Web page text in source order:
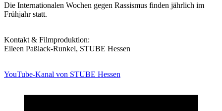
Die Internationalen Wochen gegen Rassismus finden jährlich im
Frühjahr statt.
Kontakt & Filmproduktion:
Eileen Paßlack-Runkel, STUBE Hessen
YouTube-Kanal von STUBE Hessen